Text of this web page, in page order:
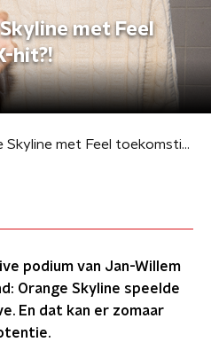
met Feel
hit?!
Schreef Orange Skyline met Feel toekomstige WK-hit?!
podium van Jan-Willem
Orange Skyline speelde
En dat kan er zomaar